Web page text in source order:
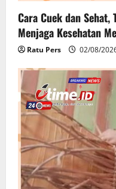
Cara Cuek dan
Menjaga Kesehatan
Ratu Pers 02/08/